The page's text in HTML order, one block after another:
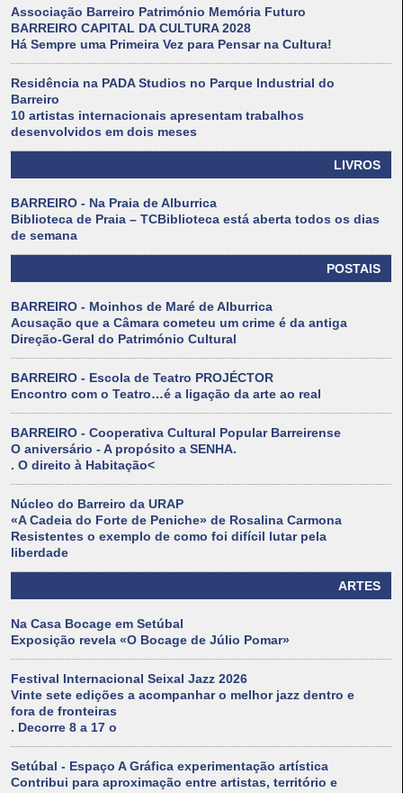
Associação Barreiro Património Memória Futuro
BARREIRO CAPITAL DA CULTURA 2028
Há Sempre uma Primeira Vez para Pensar na Cultura!
Residência na PADA Studios no Parque Industrial do
Barreiro
10 artistas internacionais apresentam trabalhos
desenvolvidos em dois meses
LIVROS
BARREIRO - Na Praia de Alburrica
Biblioteca de Praia – TCBiblioteca está aberta todos os dias
de semana
POSTAIS
BARREIRO - Moinhos de Maré de Alburrica
Acusação que a Câmara cometeu um crime é da antiga
Direção-Geral do Património Cultural
BARREIRO - Escola de Teatro PROJÉCTOR
Encontro com o Teatro…é a ligação da arte ao real
BARREIRO - Cooperativa Cultural Popular Barreirense
O aniversário - A propósito a SENHA.
. O direito à Habitação<
Núcleo do Barreiro da URAP
«A Cadeia do Forte de Peniche» de Rosalina Carmona
Resistentes o exemplo de como foi difícil lutar pela
liberdade
ARTES
Na Casa Bocage em Setúbal
Exposição revela «O Bocage de Júlio Pomar»
Festival Internacional Seixal Jazz 2026
Vinte sete edições a acompanhar o melhor jazz dentro e
fora de fronteiras
. Decorre 8 a 17 o
Setúbal - Espaço A Gráfica experimentação artística
Contribui para aproximação entre artistas, território e